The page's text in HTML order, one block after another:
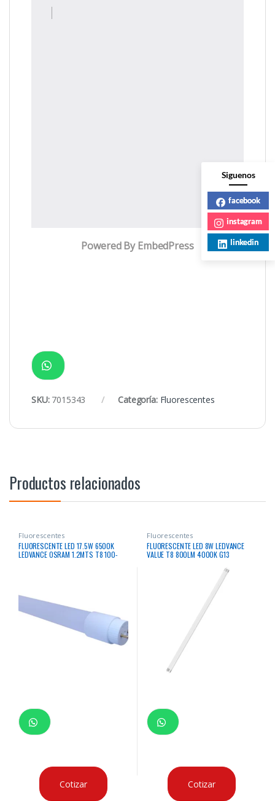
Powered By EmbedPress
SKU: 7015343 Categoría: Fluorescentes
Productos relacionados
Fluorescentes
FLUORESCENTE LED 17.5W 6500K
LEDVANCE OSRAM 1.2MTS T8 100-
Cotizar
Fluorescentes
FLUORESCENTE LED 8W LEDVANCE
VALUE T8 800LM 4000K G13
Cotizar
Siguenos
facebook
instagram
linkedin